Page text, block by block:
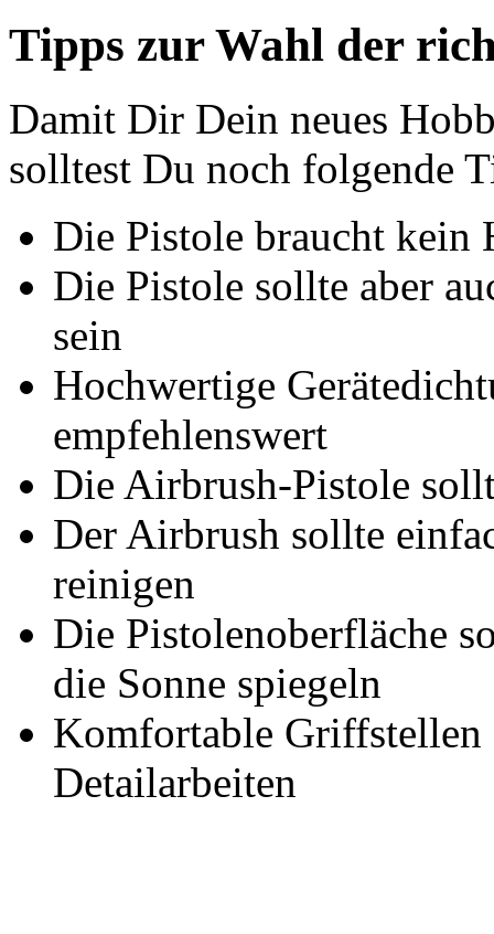
Tipps zur Wahl der
Damit Dir Dein neues
solltest Du noch folgende
Die Pistole braucht kein
Die Pistole sollte aber
sein
Hochwertige
empfehlenswert
Die Airbrush-Pistole
Der Airbrush sollte
reinigen
Die Pistolenoberfläche
die Sonne spiegeln
Komfortable Griffstellen
Detailarbeiten